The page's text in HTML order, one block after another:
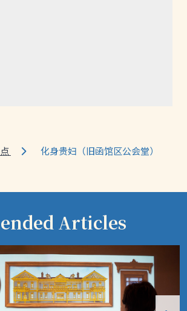
化身贵妇（旧函馆区公会堂）
Articles